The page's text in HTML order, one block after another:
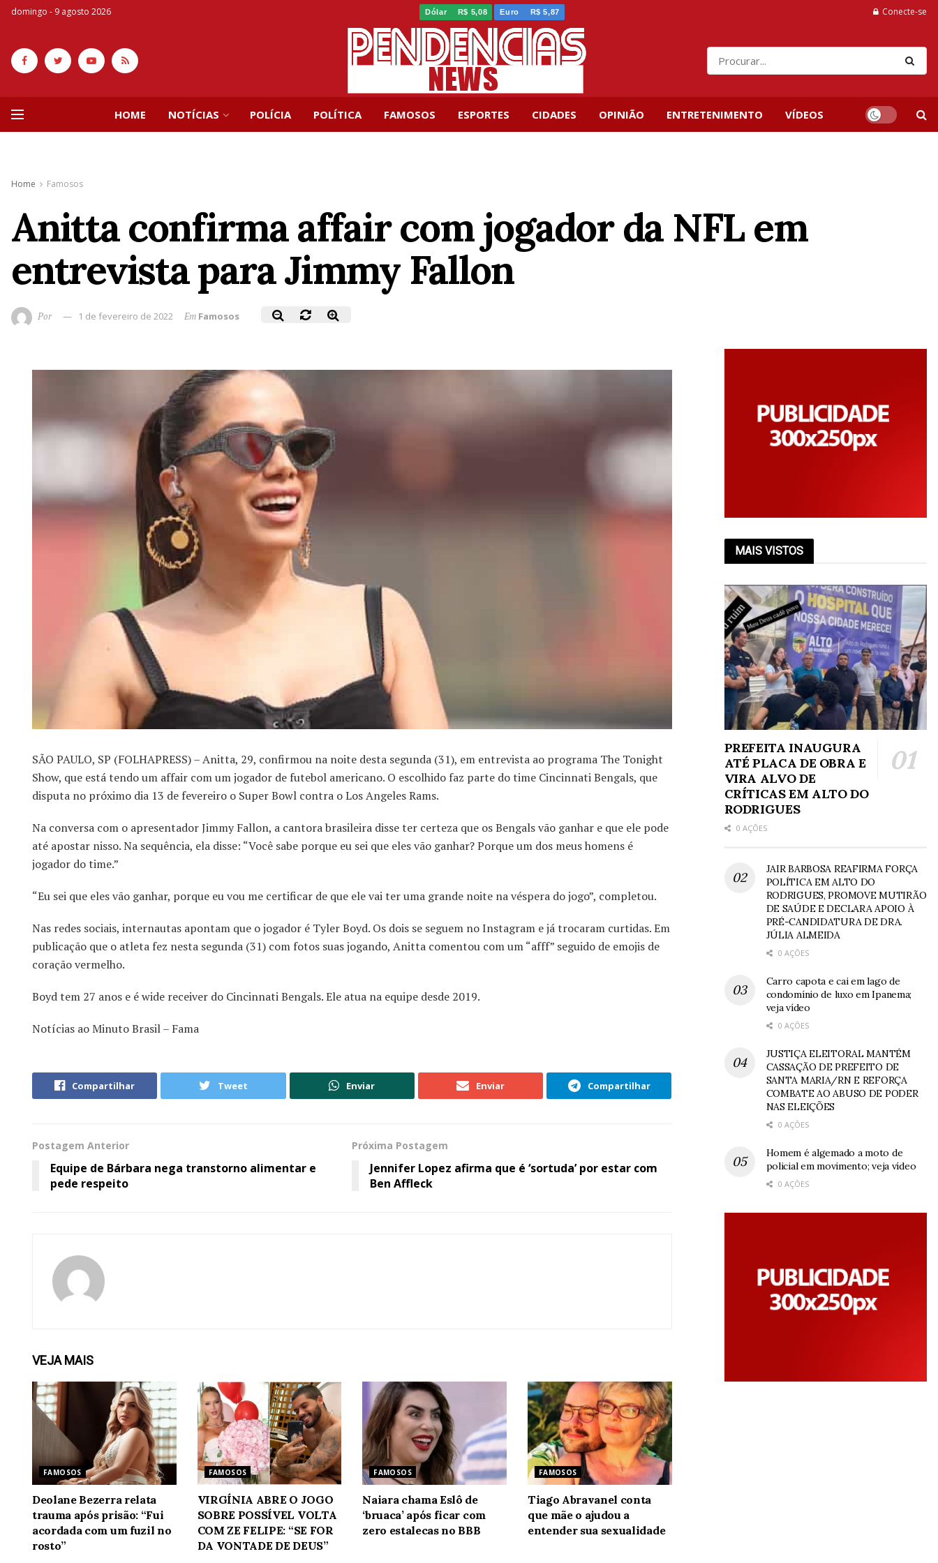
domingo - 9 agosto 2026 Dólar R$ 5,08 Euro R$ 5,87 Conecte-se
HOME NOTÍCIAS POLÍCIA POLÍTICA FAMOSOS ESPORTES CIDADES OPINIÃO ENTRETENIMENTO VÍDEOS
Home Famosos
Anitta confirma affair com jogador da NFL em
entrevista para Jimmy Fallon
Por 1 de fevereiro de 2022 Em Famosos
SÃO PAULO, SP (FOLHAPRESS) – Anitta, 29, confirmou na noite desta segunda (31), em entrevista ao programa The Tonight
Show, que está tendo um affair com um jogador de futebol americano. O escolhido faz parte do time Cincinnati Bengals, que
disputa no próximo dia 13 de fevereiro o Super Bowl contra o Los Angeles Rams.
Na conversa com o apresentador Jimmy Fallon, a cantora brasileira disse ter certeza que os Bengals vão ganhar e que ele pode
até apostar nisso. Na sequência, ela disse: “Você sabe porque eu sei que eles vão ganhar? Porque um dos meus homens é
jogador do time.”
“Eu sei que eles vão ganhar, porque eu vou me certificar de que ele vai ter uma grande noite na véspera do jogo”, completou.
Nas redes sociais, internautas apontam que o jogador é Tyler Boyd. Os dois se seguem no Instagram e já trocaram curtidas. Em
publicação que o atleta fez nesta segunda (31) com fotos suas jogando, Anitta comentou com um “afff” seguido de emojis de
coração vermelho.
Boyd tem 27 anos e é wide receiver do Cincinnati Bengals. Ele atua na equipe desde 2019.
Notícias ao Minuto Brasil – Fama
Compartilhar Tweet Enviar Enviar Compartilhar
Postagem Anterior
Equipe de Bárbara nega transtorno alimentar e
pede respeito
Próxima Postagem
Jennifer Lopez afirma que é ‘sortuda’ por estar com
Ben Affleck
VEJAMAIS
FAMOSOS
Deolane Bezerra relata
trauma após prisão: “Fui
acordada com um fuzil no
rosto”
FAMOSOS
VIRGÍNIA ABRE O JOGO
SOBRE POSSÍVEL VOLTA
COM ZE FELIPE: “SE FOR
DA VONTADE DE DEUS”
FAMOSOS
Naiara chama Eslô de
‘bruaca’ após ficar com
zero estalecas no BBB
FAMOSOS
Tiago Abravanel conta
que mãe o ajudou a
entender sua sexualidade
MAIS VISTOS
PREFEITA INAUGURA
ATÉ PLACA DE OBRA E
VIRA ALVO DE
CRÍTICAS EM ALTO DO
RODRIGUES
0 AÇÕES
JAIR BARBOSA REAFIRMA FORÇA
POLÍTICA EM ALTO DO
RODRIGUES, PROMOVE MUTIRÃO
DE SAÚDE E DECLARA APOIO À
PRÉ-CANDIDATURA DE DRA.
JÚLIA ALMEIDA
0 AÇÕES
Carro capota e cai em lago de
condomínio de luxo em Ipanema;
veja vídeo
0 AÇÕES
JUSTIÇA ELEITORAL MANTÉM
CASSAÇÃO DE PREFEITO DE
SANTA MARIA/RN E REFORÇA
COMBATE AO ABUSO DE PODER
NAS ELEIÇÕES
0 AÇÕES
Homem é algemado a moto de
policial em movimento; veja vídeo
0 AÇÕES